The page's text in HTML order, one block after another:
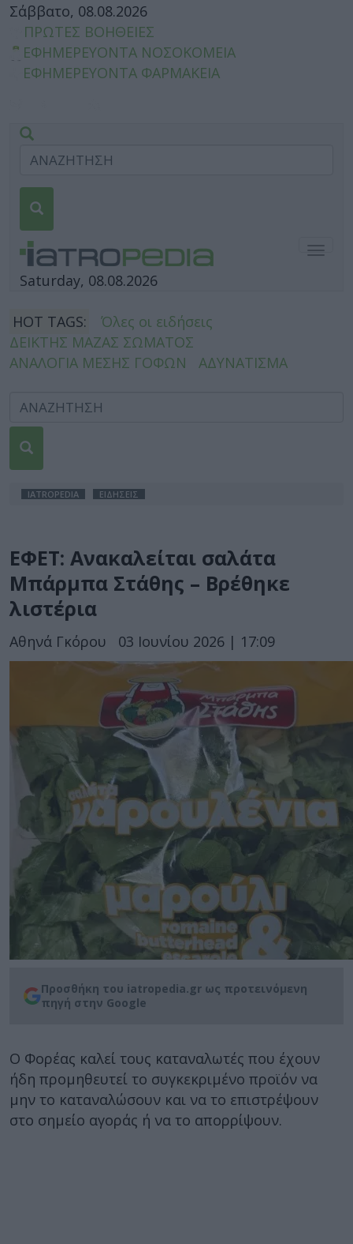
Σάββατο, 08.08.2026
ΠΡΩΤΕΣ ΒΟΗΘΕΙΕΣ
ΕΦΗΜΕΡΕΥΟΝΤΑ ΝΟΣΟΚΟΜΕΙΑ
ΕΦΗΜΕΡΕΥΟΝΤΑ ΦΑΡΜΑΚΕΙΑ
Saturday, 08.08.2026
HOT TAGS:
Όλες οι ειδήσεις
ΔΕΙΚΤΗΣ ΜΑΖΑΣ ΣΩΜΑΤΟΣ
ΑΝΑΛΟΓΙΑ ΜΕΣΗΣ ΓΟΦΩΝ
ΑΔΥΝΑΤΙΣΜΑ
IATROPEDIA ΕΙΔΗΣΕΙΣ
ΕΦΕΤ: Ανακαλείται σαλάτα
Μπάρμπα Στάθης – Βρέθηκε
λιστέρια
Αθηνά Γκόρου 03 Ιουνίου 2026 | 17:09
Προσθήκη του iatropedia.gr ως προτεινόμενη
πηγή στην Google
Ο Φορέας καλεί τους καταναλωτές που έχουν
ήδη προμηθευτεί το συγκεκριμένο προϊόν να
μην το καταναλώσουν και να το επιστρέψουν
στο σημείο αγοράς ή να το απορρίψουν.